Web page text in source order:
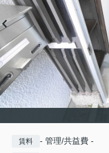
賃料 - 管理/共益費 -